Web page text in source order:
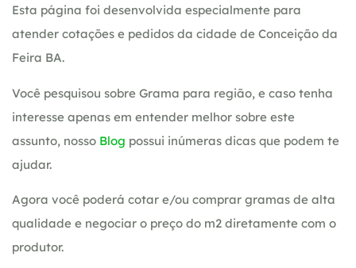
Esta página foi desenvolvida especialmente para
atender cotações e pedidos da cidade de Conceição da
Feira BA.
Você pesquisou sobre Grama para região, e caso tenha
interesse apenas em entender melhor sobre este
assunto, nosso Blog possui inúmeras dicas que podem te
ajudar.
Agora você poderá cotar e/ou comprar gramas de alta
qualidade e negociar o preço do m2 diretamente com o
produtor.